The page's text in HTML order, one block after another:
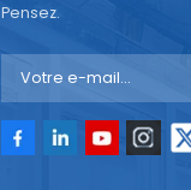
Pensez.